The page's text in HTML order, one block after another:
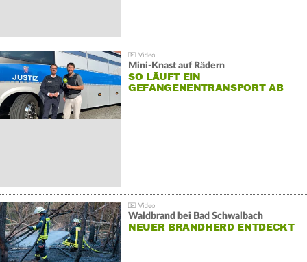
Mini-Knast auf Rädern
SO LÄUFT EIN
GEFANGENENTRANSPORT AB
Waldbrand bei Bad Schwalbach
NEUER BRANDHERD ENTDECKT